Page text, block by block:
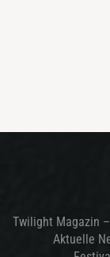
Twilight Magazin
Aktuelle